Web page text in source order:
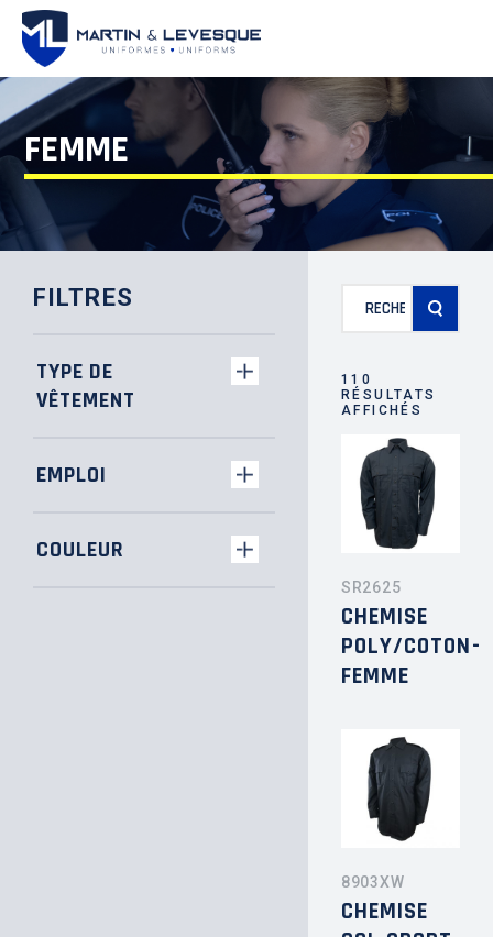
FEMME
FILTRES
TYPE DE
VÊTEMENT
EMPLOI
COULEUR
110
RÉSULTATS
AFFICHÉS
SR2625
CHEMISE
POLY/COTON-
FEMME
8903XW
CHEMISE